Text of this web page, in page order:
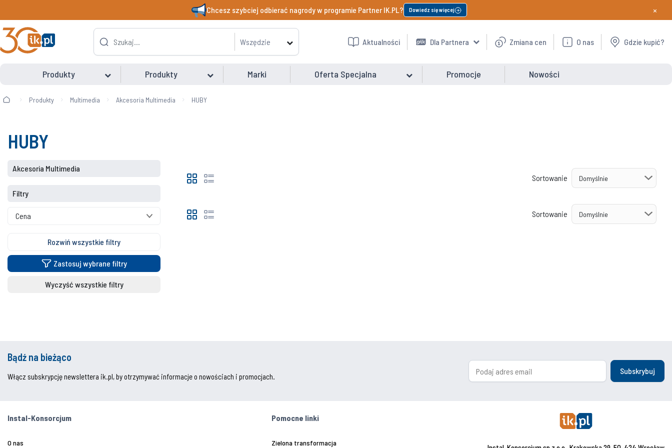
Chcesz szybciej odbierać nagrody w programie Partner IK.PL? Dowiedz się więcej ×
Wszędzie Aktualności Dla Partnera Zmiana cen O nas Gdzie kupić?
Produkty Produkty Marki Oferta Specjalna Promocje Nowości
Produkty Multimedia Akcesoria Multimedia HUBY
HUBY
Akcesoria Multimedia
Filtry
Cena
Rozwiń wszystkie filtry
Zastosuj wybrane filtry
Wyczyść wszystkie filtry
Sortowanie
Sortowanie
Bądź na bieżąco
Włącz subskrypcję newslettera ik.pl, by otrzymywać informacje o nowościach i promocjach.
Subskrybuj
Instal-Konsorcjum
O nas
Pomocne linki
Zielona transformacja